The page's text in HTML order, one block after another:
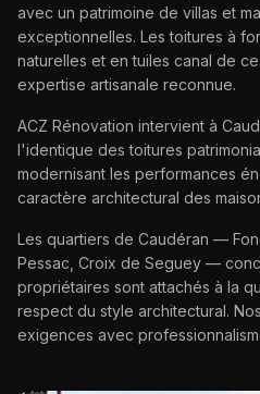
avec un patrimoine de villas et
exceptionnelles. Les toitures à
naturelles et en tuiles canal de
expertise artisanale reconnue.
ACZ Rénovation intervient à
l'identique des toitures
modernisant les performances
caractère architectural des
Les quartiers de Caudéran —
Pessac, Croix de Seguey —
propriétaires sont attachés à la
respect du style architectural.
exigences avec